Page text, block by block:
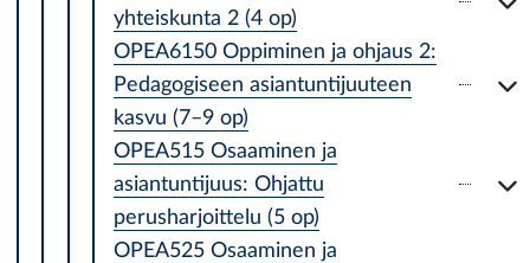
yhteiskunta 2 (4 op)
OPEA6150 Oppiminen ja ohjaus 2:
Pedagogiseen asiantuntijuuteen
kasvu (7–9 op)
OPEA515 Osaaminen ja
asiantuntijuus: Ohjattu
perusharjoittelu (5 op)
OPEA525 Osaaminen ja